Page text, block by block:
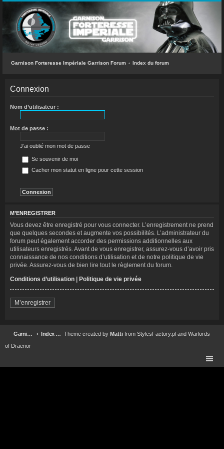
INDEX DU FORUM
ACCÈS RAPIDE
Messages sans réponse
Sujets actifs
L’équipe du forum
FAQ
CONNEXION
RECHERCHER
Garnison Forteresse Impériale Garrison Forum Index du forum
Connexion
Nom d’utilisateur :
Mot de passe :
J’ai oublié mon mot de passe
Se souvenir de moi
Cacher mon statut en ligne pour cette session
M’ENREGISTRER
Vous devez être enregistré pour vous connecter. L’enregistrement ne prend
que quelques secondes et augmente vos possibilités. L’administrateur du
forum peut également accorder des permissions additionnelles aux
utilisateurs enregistrés. Avant de vous enregistrer, assurez-vous d’avoir pris
connaissance de nos conditions d’utilisation et de notre politique de vie
privée. Assurez-vous de bien lire tout le règlement du forum.
Conditions d’utilisation | Politique de vie privée
M’enregistrer
Garnison Forteresse Impériale Garrison Forum Index du forum Theme created by Matti from StylesFactory.pl and Warlords
of Draenor